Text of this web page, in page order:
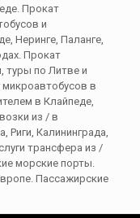
Прокат
и
Неринге, Паланге,
Прокат
туры по Литве и
микроавтобусов в
в Клайпеде,
из / в
Риги, Калининграда,
трансфера из /
морские порты.
Пассажирские